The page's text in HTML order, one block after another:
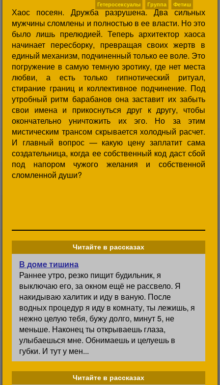
Хаос посеян. Дружба разрушена. Два сильных
мужчины сломлены и полностью в ее власти. Но это
было лишь прелюдией. Теперь архитектор хаоса
начинает пересборку, превращая своих жертв в
единый механизм, подчиненный только ее воле. Это
погружение в самую темную эротику, где нет места
любви, а есть только гипнотический ритуал,
стирание границ и коллективное подчинение. Под
утробный ритм барабанов она заставит их забыть
свои имена и прикоснуться друг к другу, чтобы
окончательно уничтожить их эго. Но за этим
мистическим трансом скрывается холодный расчет.
И главный вопрос — какую цену заплатит сама
создательница, когда ее собственный код даст сбой
под напором чужого желания и собственной
сломленной души?
Гетеросексуалы Группа Фетиш
Читайте в рассказах
В доме тишина
Раннее утро, резко пищит будильник, я
выключаю его, за окном ещё не рассвело. Я
накидываю халитик и иду в ваную. После
водных процедур я иду в комнату, ты лежишь, я
нежно целую тебя, бужу долго, минут 5, не
меньше. Наконец ты открываешь глаза,
улыбаешься мне. Обнимаешь и целуешь в
губки. И тут у мен...
Читайте в рассказах